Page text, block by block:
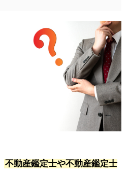
不動産鑑定士や不動産鑑定士